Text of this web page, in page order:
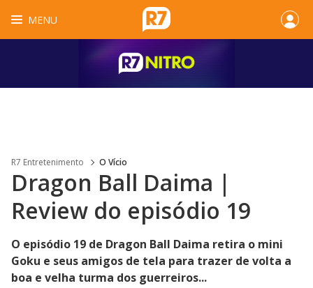
MENU
R7 Entretenimento O Vício
Dragon Ball Daima |
Review do episódio 19
O episódio 19 de Dragon Ball Daima retira o mini
Goku e seus amigos de tela para trazer de volta a
boa e velha turma dos guerreiros...